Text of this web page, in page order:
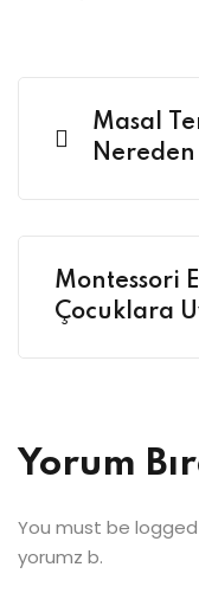
Masal
Nereden
Montessori
Çocuklara
Yorum
You must be
yorumz b.